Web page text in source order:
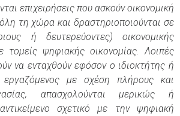
επιχειρήσεις που ασκούν οικονομική
τη χώρα και δραστηριοποιούνται σε
ή δευτερεύοντες) οικονομικής
τομείς ψηφιακής οικονομίας. Λοιπές
να ενταχθούν εφόσον ο ιδιοκτήτης ή
εργαζόμενος με σχέση πλήρους και
απασχολούνται μερικώς ή
σχετικό με την ψηφιακή